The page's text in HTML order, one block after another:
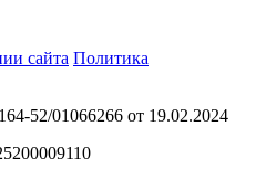
сайта Политика
52/01066266 от 19.02.2024